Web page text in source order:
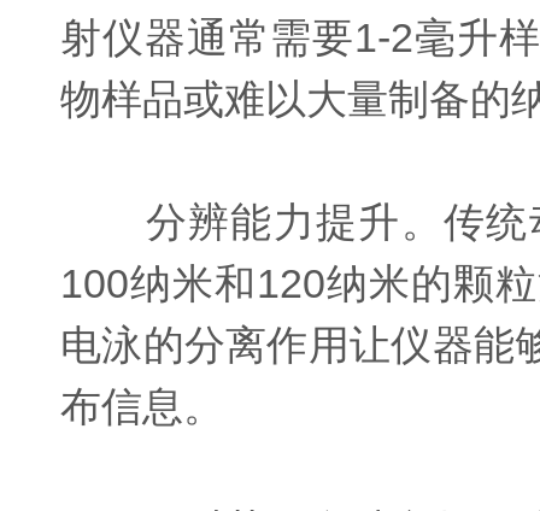
射仪器通常需要1-2毫升
物样品或难以大量制备的
分辨能力提升。传统
100纳米和120纳米的颗
电泳的分离作用让仪器能
布信息。